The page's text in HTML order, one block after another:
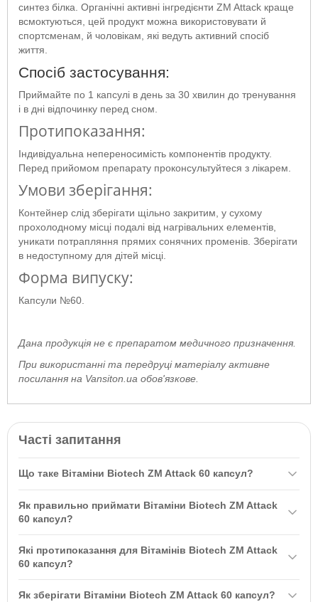
синтез білка. Органічні активні інгредієнти ZM Attack краще
всмоктуються, цей продукт можна використовувати й
спортсменам, й чоловікам, які ведуть активний спосіб
життя.
Спосіб застосування:
Приймайте по 1 капсулі в день за 30 хвилин до тренування
і в дні відпочинку перед сном.
Протипоказання:
Індивідуальна непереносимість компонентів продукту.
Перед прийомом препарату проконсультуйтеся з лікарем.
Умови зберігання:
Контейнер слід зберігати щільно закритим, у сухому
прохолодному місці подалі від нагрівальних елементів,
уникати потрапляння прямих сонячних променів. Зберігати
в недоступному для дітей місці.
Форма випуску:
Капсули №60.
Дана продукція не є препаратом медичного призначення.
При використанні та передруці матеріалу активне
посилання на Vansiton.ua обов'язкове.
Часті запитання
Що таке Вітаміни Biotech ZM Attack 60 капсул?
формула для оптимізації рівня тестостерону, що містить цинк,
магній і вітамін B6. Вони сприяють природній регуляції гормонів
Як правильно приймати Вітаміни Biotech ZM Attack
60 капсул?
тренування та в дні відпочинку перед сном. Це дозволяє
оптимізувати рівень тестостерону та підтримувати гормональну
Які протипоказання для Вітамінів Biotech ZM Attack
60 капсул?
Як зберігати Вітаміни Biotech ZM Attack 60 капсул?